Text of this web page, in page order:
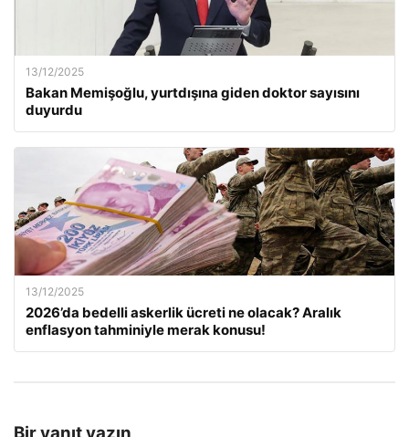
13/12/2025
Bakan Memişoğlu, yurtdışına giden doktor sayısını
duyurdu
13/12/2025
2026’da bedelli askerlik ücreti ne olacak? Aralık
enflasyon tahminiyle merak konusu!
Bir yanıt yazın